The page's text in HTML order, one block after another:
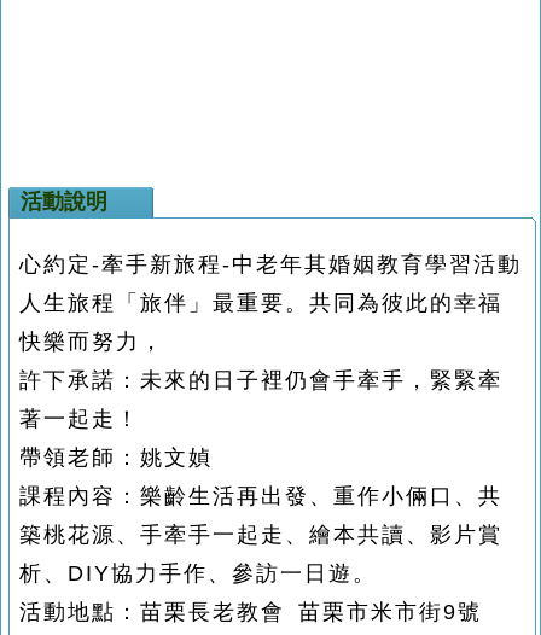
活動說明
心約定-牽手新旅程-中老年其婚姻教育學習活動
人生旅程「旅伴」最重要。 共同為彼此的幸福
快樂而努力，
許下承諾： 未來的日子裡仍會手牽手，緊緊牽
著一起走！
帶領老師：姚文媜
課程內容： 樂齡生活再出發、重作小倆口、共
築桃花源、手牽手一起走、繪本共讀、影片賞
析、DIY協力手作、參訪一日遊。
活動地點： 苗栗長老教會 苗栗市米市街9號